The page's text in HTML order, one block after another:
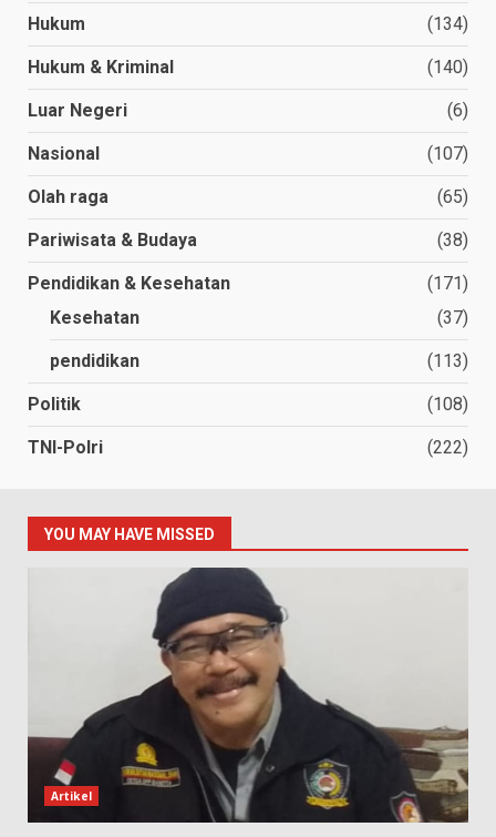
Hukum (134)
Hukum & Kriminal (140)
Luar Negeri (6)
Nasional (107)
Olah raga (65)
Pariwisata & Budaya (38)
Pendidikan & Kesehatan
(171)
Kesehatan
(37)
pendidikan (113)
Politik (108)
TNI-Polri (222)
YOU MAY HAVE MISSED
Artikel